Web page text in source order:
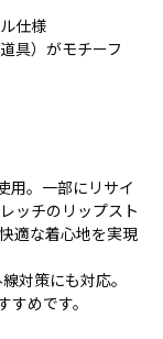
仕様
具）がモチーフ
用。一部にリサイ
ッチのリップスト
適な着心地を実現
対策にも対応。
めです。